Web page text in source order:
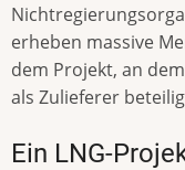
erheben massive
dem Projekt, an
als Zulieferer
Ein LNG-